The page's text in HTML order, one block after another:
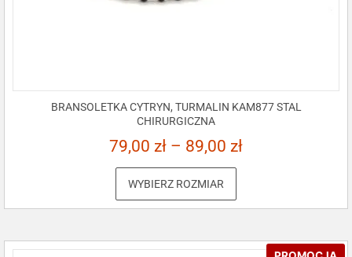
BRANSOLETKA CYTRYN, TURMALIN KAM877 STAL
CHIRURGICZNA
79,00 zł – 89,00 zł
WYBIERZ ROZMIAR